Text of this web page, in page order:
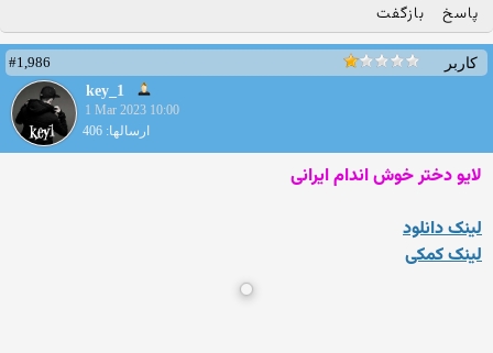
پاسخ بازگفت
کاربر
#1,986
key_1
1 Mar 2023 10:00
ارسالها: 406
لایو دختر خوش اندام ایرانی
لینک دانلود
لینک کمکی